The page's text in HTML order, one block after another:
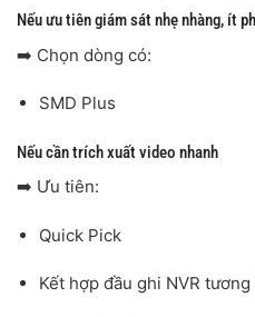
Nếu ưu tiên giám sát nhẹ nhàng, ít
➡️ Chọn dòng có:
SMD Plus
Nếu cần trích xuất video nhanh
➡️ Ưu tiên:
Quick Pick
Kết hợp đầu ghi NVR